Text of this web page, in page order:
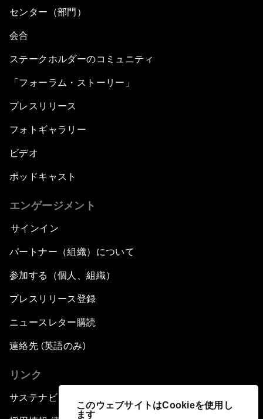
このウェブサイトはCookieを使用し
ます
センター（部門）
会合
ステークホルダーのコミュニティ
「フォーラム・ストーリー」
プレスリリース
フォトギャラリー
ビデオ
ポッドキャスト
エンゲージメント
サインイン
パートナー（組織）について
参加する（個人、組織）
プレスリリース登録
ニュースレター購読
連絡先 (英語のみ)
リンク
サステナビリティへの取り組み